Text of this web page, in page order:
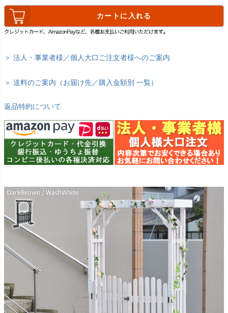
カートに入れる
＞ 法人・事業者様／個人大口ご注文者様へのご案内
＞ 送料のご案内（お届け先／購入金額別 一覧）
返品特約について